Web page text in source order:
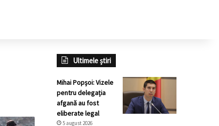
Ultimele știri
Mihai Popșoi: Vizele
pentru delegația
afgană au fost
eliberate legal
5 august 2026